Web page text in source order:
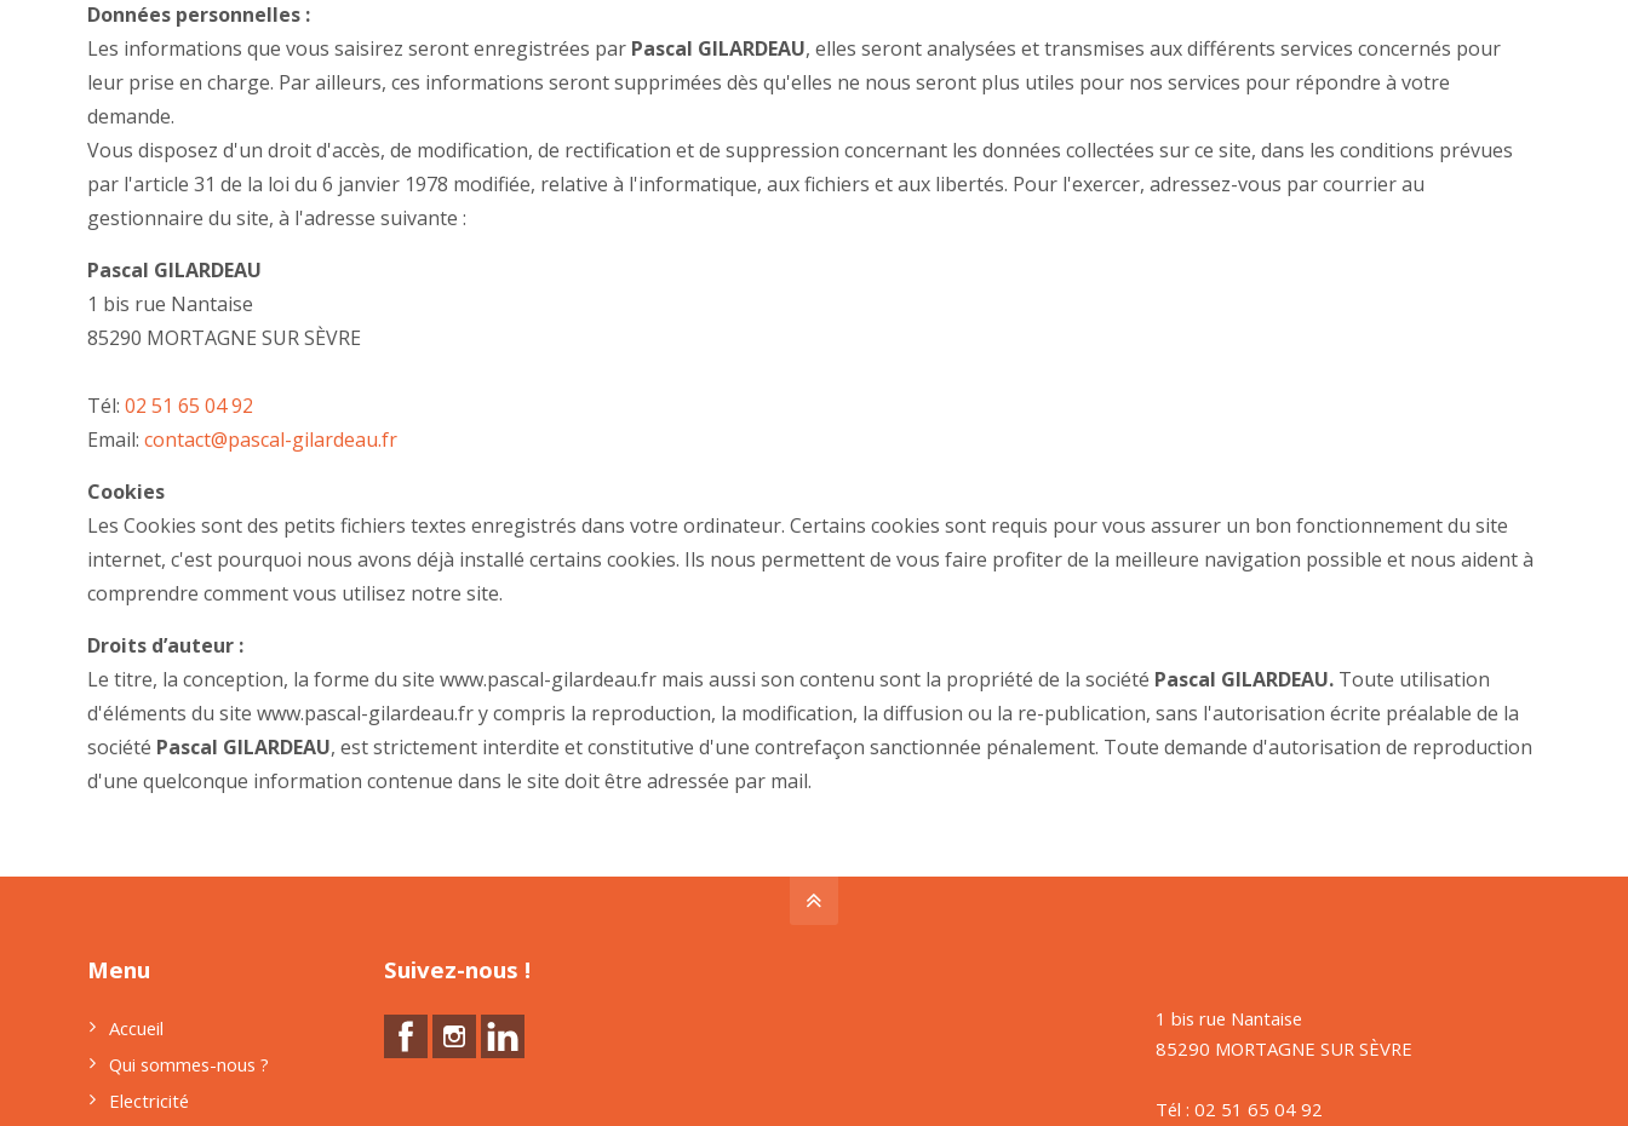
Données personnelles :
Les informations que vous saisirez seront enregistrées par Pascal GILARDEAU, elles seront analysées et transmises aux différents services concernés pour
leur prise en charge. Par ailleurs, ces informations seront supprimées dès qu'elles ne nous seront plus utiles pour nos services pour répondre à votre
demande.
Vous disposez d'un droit d'accès, de modification, de rectification et de suppression concernant les données collectées sur ce site, dans les conditions prévues
par l'article 31 de la loi du 6 janvier 1978 modifiée, relative à l'informatique, aux fichiers et aux libertés. Pour l'exercer, adressez-vous par courrier au
gestionnaire du site, à l'adresse suivante :
Pascal GILARDEAU
1 bis rue Nantaise
85290 MORTAGNE SUR SÈVRE
Tél: 02 51 65 04 92
Email: contact@pascal-gilardeau.fr
Cookies
Les Cookies sont des petits fichiers textes enregistrés dans votre ordinateur. Certains cookies sont requis pour vous assurer un bon fonctionnement du site
internet, c'est pourquoi nous avons déjà installé certains cookies. Ils nous permettent de vous faire profiter de la meilleure navigation possible et nous aident à
comprendre comment vous utilisez notre site.
Droits d’auteur :
Le titre, la conception, la forme du site www.pascal-gilardeau.fr mais aussi son contenu sont la propriété de la société Pascal GILARDEAU. Toute utilisation
d'éléments du site www.pascal-gilardeau.fr y compris la reproduction, la modification, la diffusion ou la re-publication, sans l'autorisation écrite préalable de la
société Pascal GILARDEAU, est strictement interdite et constitutive d'une contrefaçon sanctionnée pénalement. Toute demande d'autorisation de reproduction
d'une quelconque information contenue dans le site doit être adressée par mail.
Menu
Accueil
Qui sommes-nous ?
Electricité
Suivez-nous !
1 bis rue Nantaise
85290 MORTAGNE SUR SÈVRE
Tél : 02 51 65 04 92